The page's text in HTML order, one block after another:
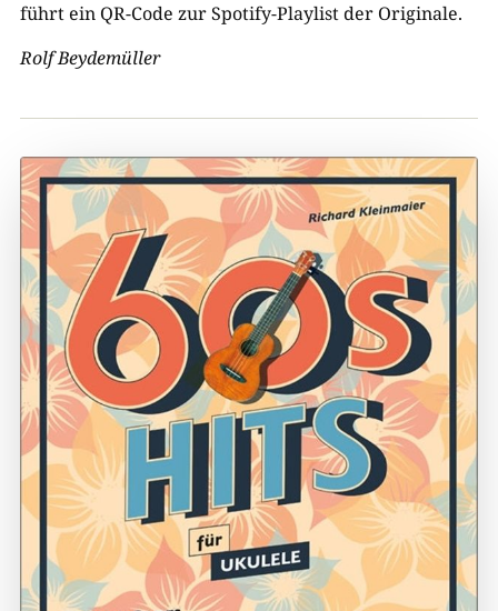
führt ein QR-Code zur Spotify-Playlist der Originale.
Rolf Beydemüller